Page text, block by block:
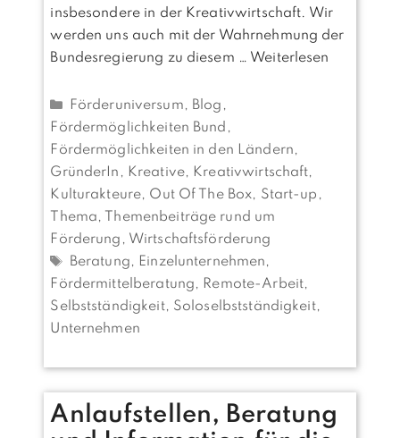
insbesondere in der Kreativwirtschaft. Wir
werden uns auch mit der Wahrnehmung der
Bundesregierung zu diesem … Weiterlesen
Kategorien
Förderuniversum, Blog ,
Fördermöglichkeiten Bund ,
Fördermöglichkeiten in den Ländern,
GründerIn , Kreative, Kreativwirtschaft,
Kulturakteure, Out Of The Box, Start-up ,
Thema, Themenbeiträge rund um
Förderung , Wirtschaftsförderung
Schlagwörter
Beratung, Einzelunternehmen,
Fördermittelberatung, Remote-Arbeit,
Selbstständigkeit, Soloselbstständigkeit,
Unternehmen
Anlaufstellen, Beratung